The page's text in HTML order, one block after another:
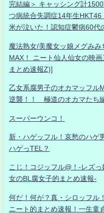
完結編＞ キャッシング計
つ病統合失調症14年生
米が泣いた！認知症鬱病60代
魔法熟女/美魔女ッ娘メグみ
MAX！ ニート仙人仙女の映
まとめ速報Z)]
乙女系腐男子のオカマッフ
逆襲！！ 極道のオカマたち
スーパーウンコ！
新・ハゲッフル！哀愁のハゲ
ハゲっTEL？
こじ！コジッフル@！-レズ
女のBL腐女子的まとめ速報-
何だ！何が？真・シロッフ
ニート的まとめ速報！一生童